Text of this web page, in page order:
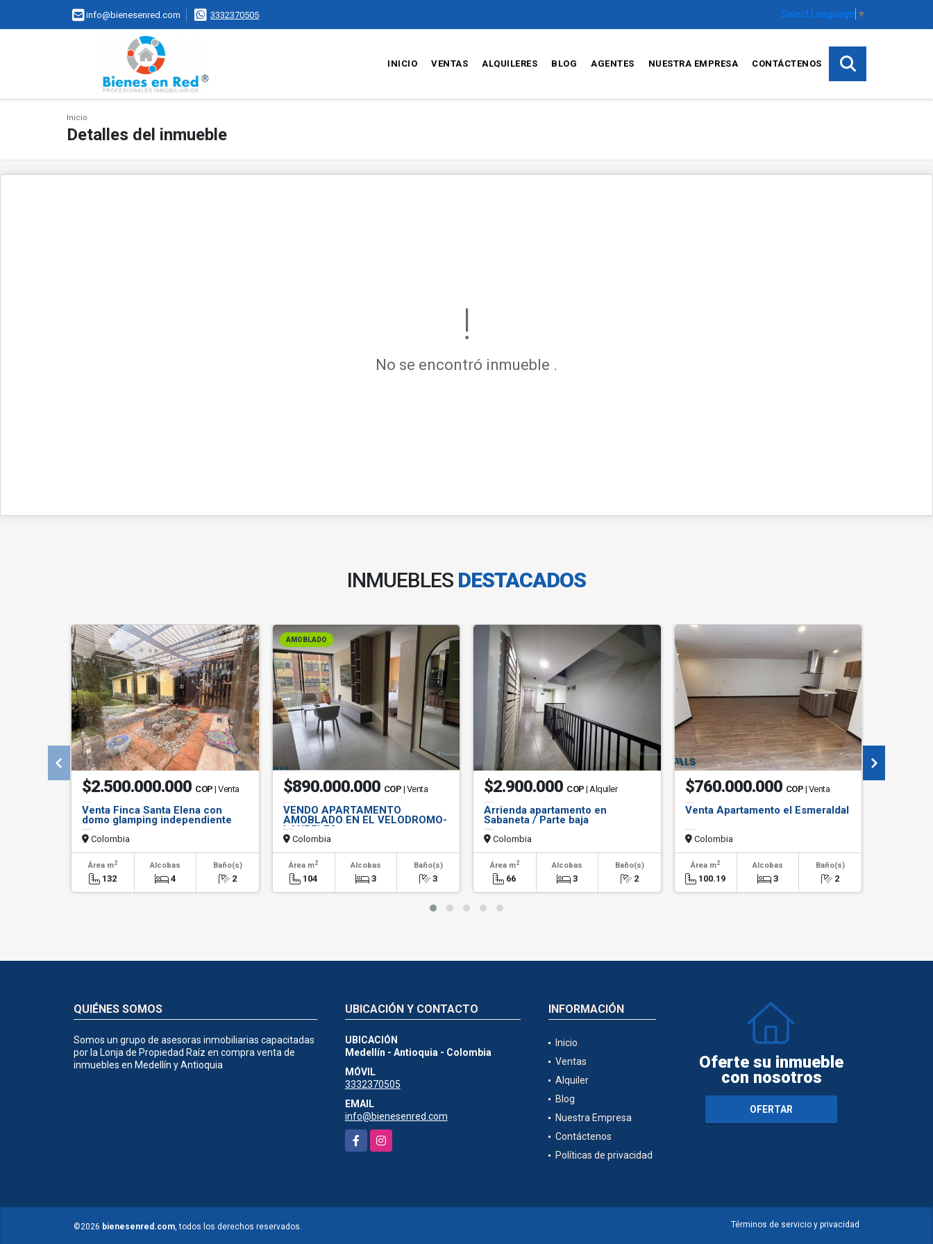
info@bienesenred.com 3332370505 Select Language ▼
INICIO VENTAS ALQUILERES BLOG AGENTES NUESTRA EMPRESA CONTÁCTENOS
Inicio
Detalles del inmueble
No se encontró inmueble .
INMUEBLES DESTACADOS
$2.500.000.000 COP | Venta
Venta Finca Santa Elena con
domo glamping independiente
Colombia
Área m2
132
Alcobas
4
Baño(s)
2
AMOBLADO
$890.000.000 COP | Venta
VENDO APARTAMENTO
AMOBLADO EN EL VELODROMO-
LAURELES
Colombia
Área m2
104
Alcobas
3
Baño(s)
3
$2.900.000 COP | Alquiler
Arrienda apartamento en
Sabaneta / Parte baja
Colombia
Área m2
66
Alcobas
3
Baño(s)
2
$760.000.000 COP | Venta
Venta Apartamento el Esmeraldal
Colombia
Área m2
100.19
Alcobas
3
Baño(s)
2
QUIÉNES SOMOS
Somos un grupo de asesoras inmobiliarias capacitadas
por la Lonja de Propiedad Raíz en compra venta de
inmuebles en Medellín y Antioquia
UBICACIÓN Y CONTACTO
UBICACIÓN
Medellín - Antioquia - Colombia
MÓVIL
3332370505
EMAIL
info@bienesenred.com
FacebookInstagram
INFORMACIÓN
Inicio
Ventas
Alquiler
Blog
Nuestra Empresa
Contáctenos
Políticas de privacidad
Oferte su inmueble
con nosotros
OFERTAR
©2026 bienesenred.com, todos los derechos reservados. Términos de servicio y privacidad